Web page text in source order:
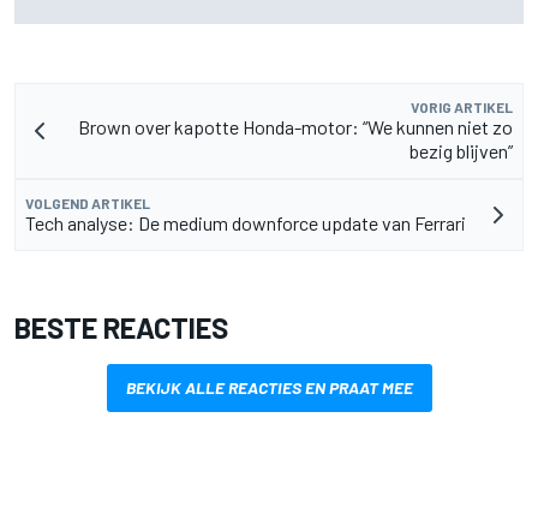
VORIG ARTIKEL
Brown over kapotte Honda-motor: “We kunnen niet zo
bezig blijven”
VOLGEND ARTIKEL
Tech analyse: De medium downforce update van Ferrari
BESTE REACTIES
BEKIJK ALLE REACTIES EN PRAAT MEE